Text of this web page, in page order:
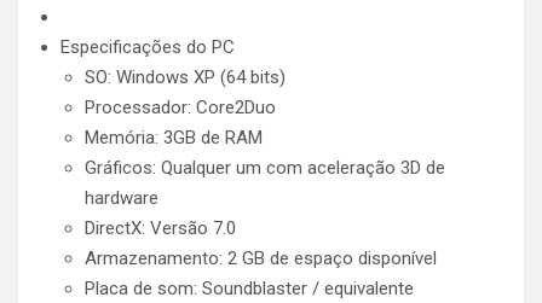
Especificações do PC
SO: Windows XP (64 bits)
Processador: Core2Duo
Memória: 3GB de RAM
Gráficos: Qualquer um com aceleração 3D de
hardware
DirectX: Versão 7.0
Armazenamento: 2 GB de espaço disponível
Placa de som: Soundblaster / equivalente